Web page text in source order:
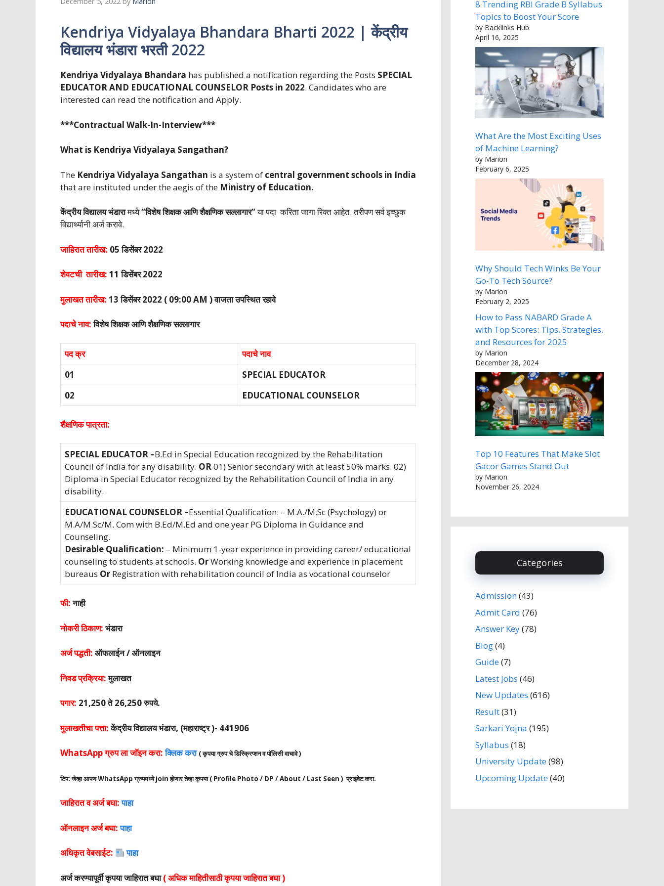
Kendriya Vidyalaya Bhandara Bharti 2022 | केंद्रीय
विद्यालय भंडारा भरती 2022
Kendriya Vidyalaya Bhandara has published a notification regarding the Posts SPECIAL
EDUCATOR AND EDUCATIONAL COUNSELOR Posts in 2022. Candidates who are
interested can read the notification and Apply.
***Contractual Walk-In-Interview***
What is Kendriya Vidyalaya Sangathan?
The Kendriya Vidyalaya Sangathan is a system of central government schools in India
that are instituted under the aegis of the Ministry of Education.
केंद्रीय विद्यालय भंडारामध्ये“विशेष शिक्षक आणि शैक्षणिक सल्लागार”या पदा करिता जागा रिक्त आहेत. तरीपण सर्व इच्छुक
विद्यार्थ्यानी अर्ज करावे.
जाहिरात तारीख: 05 डिसेंबर 2022
शेवटची तारीख: 11 डिसेंबर 2022
मुलाखत तारीख: 13 डिसेंबर 2022 ( 09:00 AM ) वाजता उपस्थित रहावे
पदाचे नाव: विशेष शिक्षक आणि शैक्षणिक सल्लागार
पद क्र
पदाचे नाव
01
SPECIAL EDUCATOR
02
EDUCATIONAL COUNSELOR
शैक्षणिक पात्रता:
SPECIAL EDUCATOR –B.Ed in Special Education recognized by the Rehabilitation
Council of India for any disability. OR01) Senior secondary with at least 50% marks. 02)
Diploma in Special Educator recognized by the Rehabilitation Council of India in any
disability.
EDUCATIONAL COUNSELOR –Essential Qualification: – M.A./M.Sc (Psychology) or
M.A/M.Sc/M. Com with B.Ed/M.Ed and one year PG Diploma in Guidance and
Counseling.
Desirable Qualification: – Minimum 1-year experience in providing career/ educational
counseling to students at schools. OrWorking knowledge and experience in placement
bureaus Or Registration with rehabilitation council of India as vocational counselor
फी:नाही
नोकरी ठिकाण: भंडारा
अर्ज पद्धती: ऑफलाईन / ऑनलाइन
निवड प्रक्रिया:मुलाखत
पगार: 21,250 ते 26,250 रुपये.
मुलाखतीचा पत्ता:केंद्रीय विद्यालय भंडारा, (महाराष्ट्र )- 441906
WhatsApp ग्रुप ला जॉइन करा: क्लिक करा ( कृपया ग्रुप चे डिस्क्रिप्शन व पॉलिसी वाचावे )
टिप: जेव्हा आपण WhatsApp ग्रुपमध्ये join होणार तेव्हा कृपया ( Profile Photo / DP / About / Last Seen ) प्राइवेट करा.
जाहिरात व अर्ज बघा:पाहा
ऑनलाइन अर्ज बघा:पाहा
अधिकृत वेबसाईट: पाहा
अर्ज करण्यापूर्वी कृपया जाहिरात बघा( अधिक माहितीसाठी कृपया जाहिरात बघा )
8 Trending RBI Grade B Syllabus
Topics to Boost Your Score
by Backlinks Hub
April 16, 2025
What Are the Most Exciting Uses
of Machine Learning?
by Marion
February 6, 2025
Why Should Tech Winks Be Your
Go-To Tech Source?
by Marion
February 2, 2025
How to Pass NABARD Grade A
with Top Scores: Tips, Strategies,
and Resources for 2025
by Marion
December 28, 2024
Top 10 Features That Make Slot
Gacor Games Stand Out
by Marion
November 26, 2024
Categories
Admission(43)
Admit Card (76)
Answer Key(78)
Blog(4)
Guide(7)
Latest Jobs (46)
New Updates (616)
Result(31)
Sarkari Yojna (195)
Syllabus (18)
University Update(98)
Upcoming Update(40)